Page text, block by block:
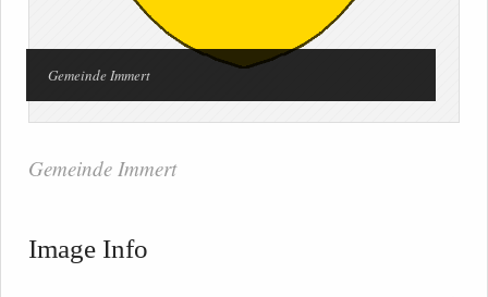
Gemeinde Immert
Gemeinde Immert
Image Info